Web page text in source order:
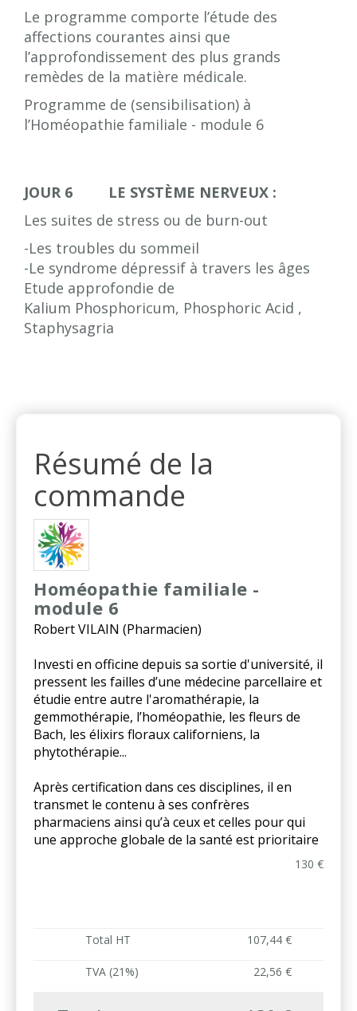
Le programme comporte l’étude des
affections courantes ainsi que
l’approfondissement des plus grands
remèdes de la matière médicale.
Programme de (sensibilisation) à
l’Homéopathie familiale - module 6
JOUR 6 LE SYSTÈME NERVEUX :
Les suites de stress ou de burn-out
-Les troubles du sommeil
-Le syndrome dépressif à travers les âges
Etude approfondie de
Kalium Phosphoricum, Phosphoric Acid ,
Staphysagria
Résumé de la
commande
Homéopathie familiale -
module 6
Robert VILAIN (Pharmacien)
Investi en officine depuis sa sortie d'université, il
pressent les failles d’une médecine parcellaire et
étudie entre autre l'aromathérapie, la
gemmothérapie, l’homéopathie, les fleurs de
Bach, les élixirs floraux californiens, la
phytothérapie...
Après certification dans ces disciplines, il en
transmet le contenu à ses confrères
pharmaciens ainsi qu’à ceux et celles pour qui
une approche globale de la santé est prioritaire
130 €
Total HT 107,44 €
TVA (21%) 22,56 €